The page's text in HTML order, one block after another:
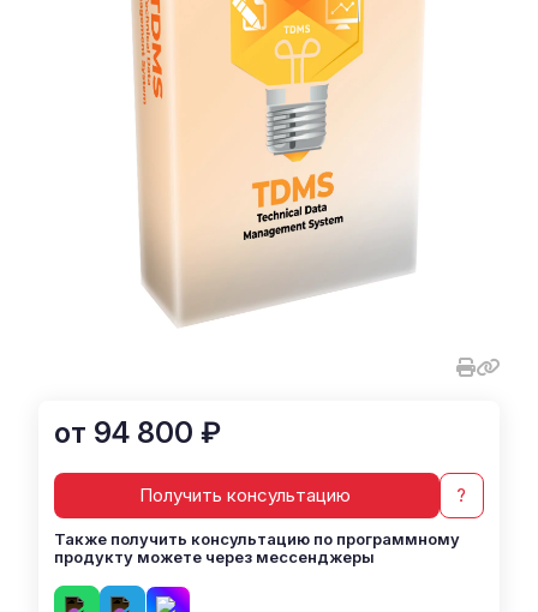
от 94 800 ₽
Получить консультацию ?
Также получить консультацию по программному
продукту можете через мессенджеры